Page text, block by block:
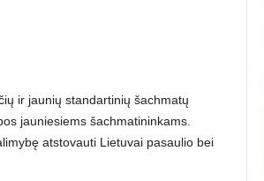
ir jaunių standartinių šachmatų
jauniesiems šachmatininkams.
atstovauti Lietuvai pasaulio bei